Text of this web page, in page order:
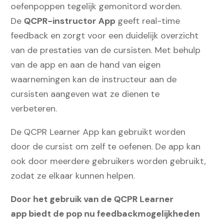
oefenpoppen tegelijk gemonitord worden.
De QCPR-instructor App geeft real-time
feedback en zorgt voor een duidelijk overzicht
van de prestaties van de cursisten. Met behulp
van de app en aan de hand van eigen
waarnemingen kan de instructeur aan de
cursisten aangeven wat ze dienen te
verbeteren.
De QCPR Learner App kan gebruikt worden
door de cursist om zelf te oefenen. De app kan
ook door meerdere gebruikers worden gebruikt,
zodat ze elkaar kunnen helpen.
Door het gebruik van de QCPR Learner
app biedt de pop nu feedbackmogelijkheden